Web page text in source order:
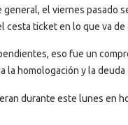
el viernes pasado
cesta ticket en lo que va
eso fue un
la homologación y la
durante este lunes en